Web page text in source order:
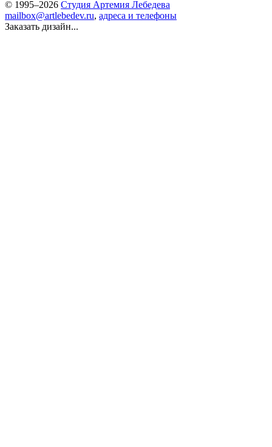
© 1995–2026 Студия Артемия Лебедева
mailbox@artlebedev.ru, адреса и телефоны
Заказать дизайн...